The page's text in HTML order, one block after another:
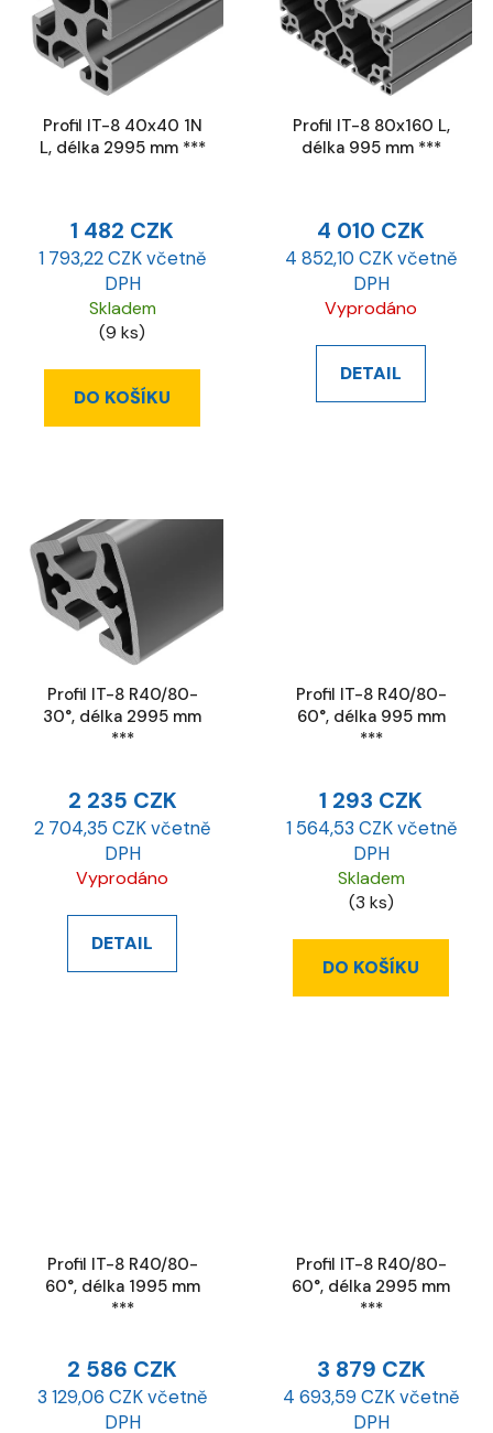
Profil IT-8 40x40 1N
L, délka 2995 mm ***
1 482 CZK
1 793,22 CZK včetně
DPH
Skladem
(9 ks)
DO KOŠÍKU
Profil IT-8 80x160 L,
délka 995 mm ***
4 010 CZK
4 852,10 CZK včetně
DPH
Vyprodáno
DETAIL
Profil IT-8 R40/80-
30°, délka 2995 mm
***
2 235 CZK
2 704,35 CZK včetně
DPH
Vyprodáno
DETAIL
Profil IT-8 R40/80-
60°, délka 995 mm
***
1 293 CZK
1 564,53 CZK včetně
DPH
Skladem
(3 ks)
DO KOŠÍKU
Profil IT-8 R40/80-
60°, délka 1995 mm
***
2 586 CZK
3 129,06 CZK včetně
DPH
Profil IT-8 R40/80-
60°, délka 2995 mm
***
3 879 CZK
4 693,59 CZK včetně
DPH